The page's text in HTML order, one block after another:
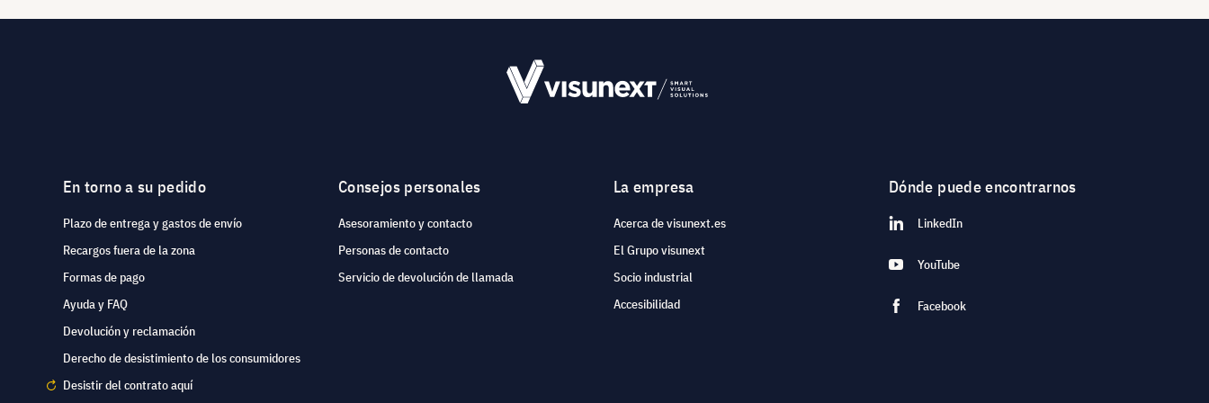
En torno a su pedido
Plazo de entrega y gastos de envío
Recargos fuera de la zona
Formas de pago
Ayuda y FAQ
Devolución y reclamación
Derecho de desistimiento de los consumidores
Desistir del contrato aquí
Consejos personales
Asesoramiento y contacto
Personas de contacto
Servicio de devolución de llamada
La empresa
Acerca de visunext.es
El Grupo visunext
Socio industrial
Accesibilidad
Dónde puede encontrarnos
LinkedIn
YouTube
Facebook